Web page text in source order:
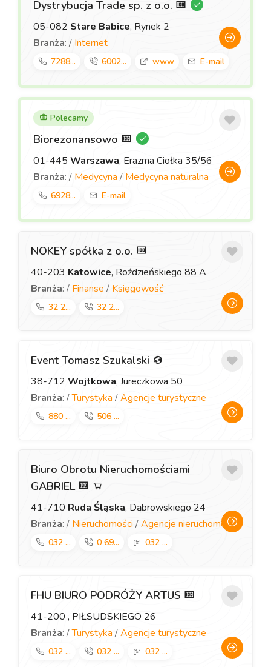
Dystrybucja Trade sp. z o.o.
05-082 Stare Babice, Rynek 2
Branża: / Internet
7288... 6002... www E-mail
Polecamy
Biorezonansowo
01-445 Warszawa, Erazma Ciołka 35/56
Branża: / Medycyna / Medycyna naturalna
6928... E-mail
NOKEY spółka z o.o.
40-203 Katowice, Roździeńskiego 88 A
Branża: / Finanse / Księgowość
32 2... 32 2...
Event Tomasz Szukalski
38-712 Wojtkowa, Jureczkowa 50
Branża: /Turystyka /Agencje turystyczne
880 ... 506 ...
Biuro Obrotu Nieruchomościami
GABRIEL
41-710 Ruda Śląska, Dąbrowskiego 24
Branża: / Nieruchomości /Agencje nieruchomości
032 ... 0 69... 032 ...
FHU BIURO PODRÓŻY ARTUS
41-200 , PIŁSUDSKIEGO 26
Branża: /Turystyka /Agencje turystyczne
032 ... 032 ... 032 ...